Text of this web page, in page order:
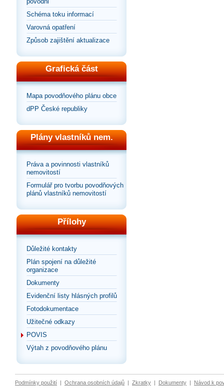
Schéma toku informací
Varovná opatření
Způsob zajištění aktualizace
Grafická část
Mapa povodňového plánu obce
dPP České republiky
Plány vlastníků nem.
Práva a povinnosti vlastníků
nemovitostí
Formulář pro tvorbu povodňových
plánů vlastníků nemovitostí
Přílohy
Důležité kontakty
Plán spojení na důležité
organizace
Dokumenty
Evidenční listy hlásných profilů
Fotodokumentace
Užitečné odkazy
POVIS
Výtah z povodňového plánu
Podmínky použití | Ochrana osobních údajů | Zkratky | Dokumenty | Návod k